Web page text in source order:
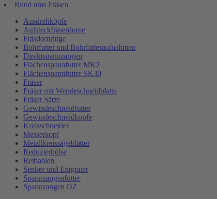
Rund ums Fräsen
Ausdrehköpfe
Aufsteckfräserdorne
Fräsdornringe
Bohrfutter und Bohrfutteraufnahmen
Direktspannzangen
Flächenspannfutter MK2
Flächenspannfutter SK30
Fräser
Fräser mit Wendeschneidplatte
Fräser Sätze
Gewindeschneidfutter
Gewindeschneidköpfe
Kreisschneider
Messerkopf
Metallkreissägeblätter
Reduzierhülse
Reibahlen
Senker und Entgrater
Spannzangenfutter
Spannzangen OZ